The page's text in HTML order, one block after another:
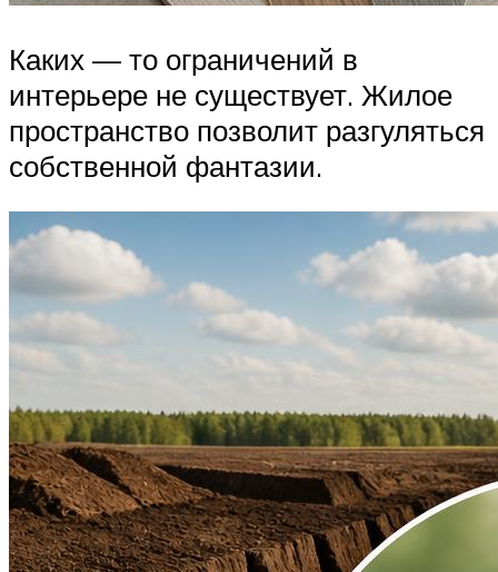
Каких — то ограничений в
интерьере не существует. Жилое
пространство позволит разгуляться
собственной фантазии.